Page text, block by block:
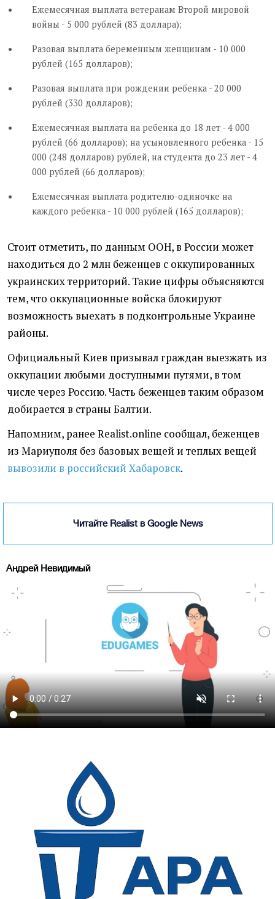
Ежемесячная выплата ветеранам Второй мировой
войны - 5 000 рублей (83 доллара);
Разовая выплата беременным женщинам - 10 000
рублей (165 долларов);
Разовая выплата при рождении ребенка - 20 000
рублей (330 долларов);
Ежемесячная выплата на ребенка до 18 лет - 4 000
рублей (66 долларов); на усыновленного ребенка - 15
000 (248 долларов) рублей, на студента до 23 лет - 4
000 рублей (66 долларов);
Ежемесячная выплата родителю-одиночке на
каждого ребенка - 10 000 рублей (165 долларов);
Стоит отметить, по данным ООН, в России может
находиться до 2 млн беженцев с оккупированных
украинских территорий. Такие цифры объясняются
тем, что оккупационные войска блокируют
возможность выехать в подконтрольные Украине
районы.
Официальный Киев призывал граждан выезжать из
оккупации любыми доступными путями, в том
числе через Россию. Часть беженцев таким образом
добирается в страны Балтии.
Напомним, ранее Realist.online сообщал, беженцев
из Мариуполя без базовых вещей и теплых вещей
вывозили в российский Хабаровск.
Читайте Realist в Google News
Андрей Невидимый